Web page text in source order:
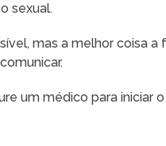
sexual.
mas a melhor coisa a
um médico para iniciar o